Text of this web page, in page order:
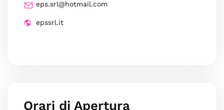
eps.srl@hotmail.com
epssrl.it
Orari di Apertura